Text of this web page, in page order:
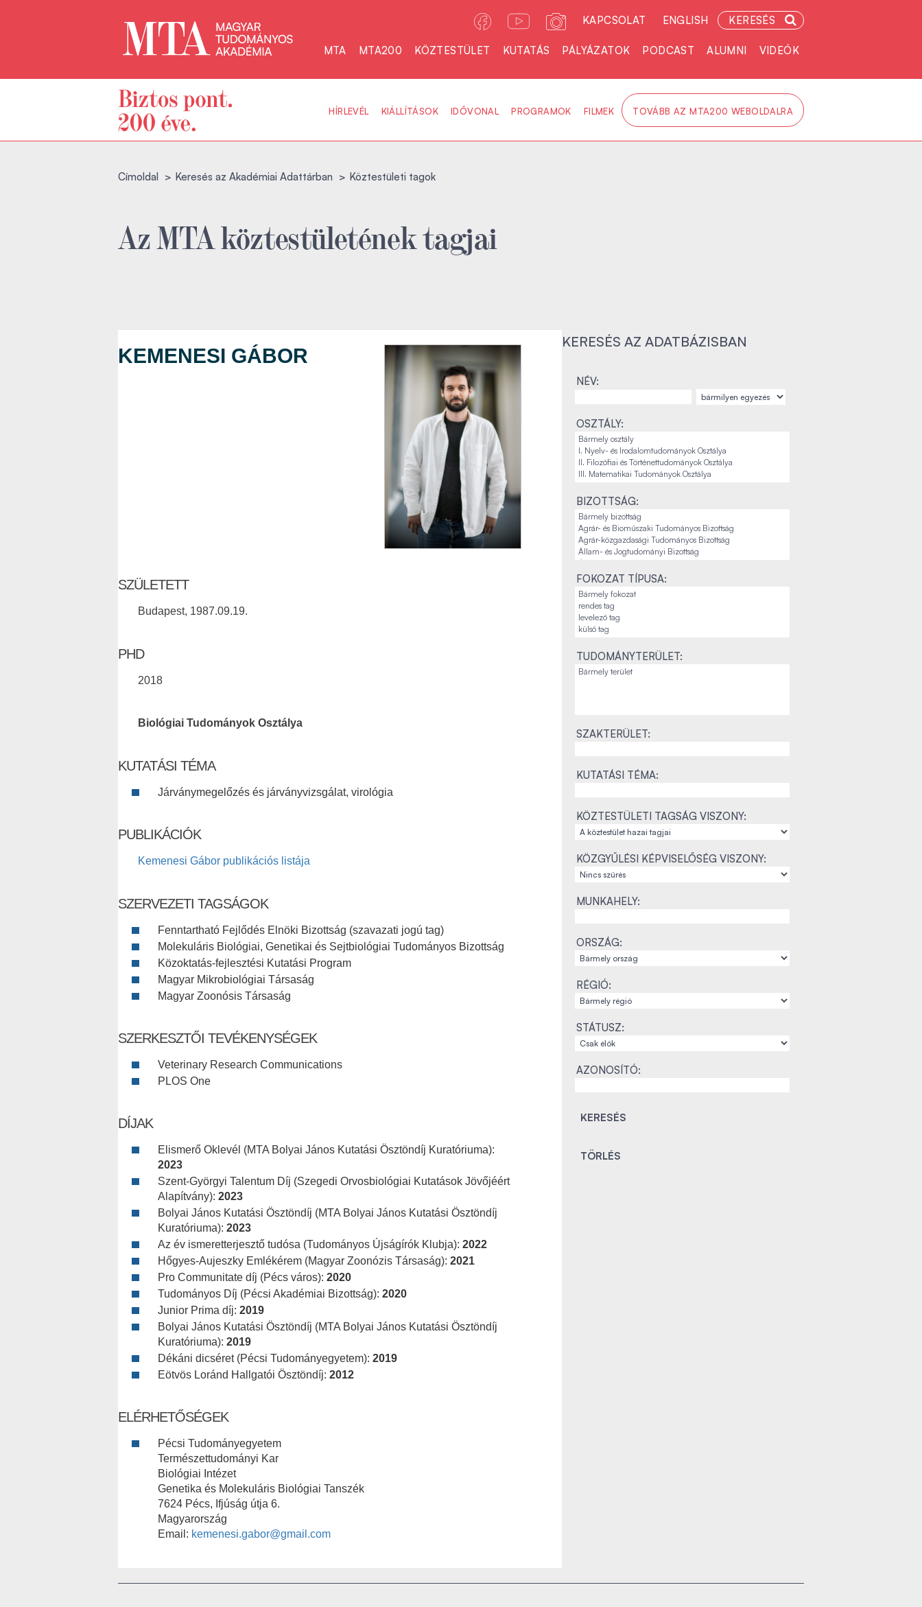
KAPCSOLAT ENGLISH KERESÉS
MTA MTA200 KÖZTESTÜLET KUTATÁS PÁLYÁZATOK PODCAST ALUMNI VIDEÓK
HÍRLEVÉL KIÁLLÍTÁSOK IDŐVONAL PROGRAMOK FILMEK TOVÁBB AZ MTA200 WEBOLDALRA
Címoldal Keresés az Akadémiai Adattárban Köztestületi tagok
Az MTA köztestületének tagjai
KEMENESI GÁBOR
SZÜLETETT
Budapest, 1987.09.19.
PHD
2018
Biológiai Tudományok Osztálya
KUTATÁSI TÉMA
Járványmegelőzés és járványvizsgálat, virológia
PUBLIKÁCIÓK
Kemenesi Gábor publikációs listája
SZERVEZETI TAGSÁGOK
Fenntartható Fejlődés Elnöki Bizottság (szavazati jogú tag)
Molekuláris Biológiai, Genetikai és Sejtbiológiai Tudományos Bizottság
Közoktatás-fejlesztési Kutatási Program
Magyar Mikrobiológiai Társaság
Magyar Zoonósis Társaság
SZERKESZTŐI TEVÉKENYSÉGEK
Veterinary Research Communications
PLOS One
DÍJAK
Elismerő Oklevél (MTA Bolyai János Kutatási Ösztöndíj Kuratóriuma):
2023
Szent-Györgyi Talentum Díj (Szegedi Orvosbiológiai Kutatások Jövőjéért
Alapítvány): 2023
Bolyai János Kutatási Ösztöndíj (MTA Bolyai János Kutatási Ösztöndíj
Kuratóriuma): 2023
Az év ismeretterjesztő tudósa (Tudományos Újságírók Klubja): 2022
Hőgyes-Aujeszky Emlékérem (Magyar Zoonózis Társaság): 2021
Pro Communitate díj (Pécs város): 2020
Tudományos Díj (Pécsi Akadémiai Bizottság): 2020
Junior Prima díj: 2019
Bolyai János Kutatási Ösztöndíj (MTA Bolyai János Kutatási Ösztöndíj
Kuratóriuma): 2019
Dékáni dicséret (Pécsi Tudományegyetem): 2019
Eötvös Loránd Hallgatói Ösztöndíj: 2012
ELÉRHETŐSÉGEK
Pécsi Tudományegyetem
Természettudományi Kar
Biológiai Intézet
Genetika és Molekuláris Biológiai Tanszék
7624 Pécs, Ifjúság útja 6.
Magyarország
Email: kemenesi.gabor@gmail.com
KERESÉS AZ ADATBÁZISBAN
NÉV:
OSZTÁLY:
BIZOTTSÁG:
FOKOZAT TÍPUSA:
TUDOMÁNYTERÜLET:
SZAKTERÜLET:
KUTATÁSI TÉMA:
KÖZTESTÜLETI TAGSÁG VISZONY:
KÖZGYŰLÉSI KÉPVISELŐSÉG VISZONY:
MUNKAHELY:
ORSZÁG:
RÉGIÓ:
STÁTUSZ:
AZONOSÍTÓ: